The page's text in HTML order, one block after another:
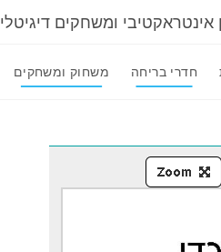
ומשחקים
חדרי בריחה משחוק ומשחקים